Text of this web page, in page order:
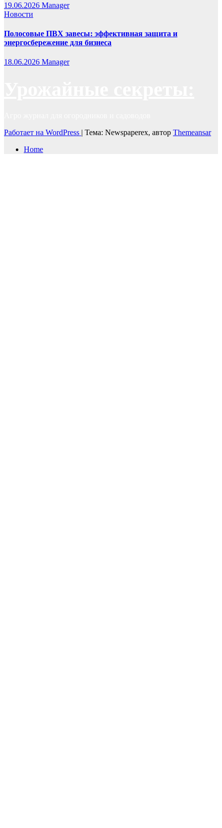
19.06.2026 Manager
Новости
Полосовые ПВХ завесы: эффективная защита и
энергосбережение для бизнеса
18.06.2026 Manager
Работает на WordPress | Тема: Newspaperex, автор Themeansar
Home